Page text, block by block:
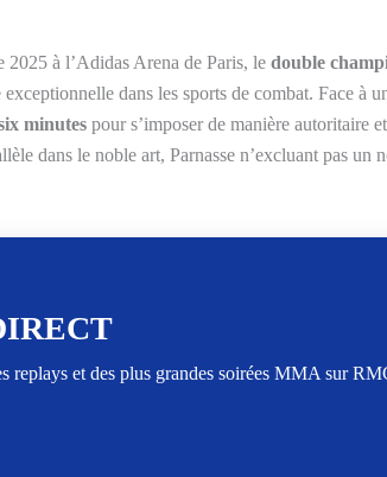
2025 à l’Adidas Arena de Paris, le double
dans les sports de combat. Face à
minutes pour s’imposer de manière autoritaire
dans le noble art, Parnasse n’excluant pas un
replays et des plus grandes soirées MMA sur